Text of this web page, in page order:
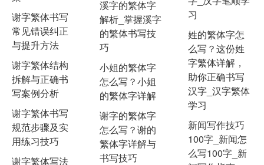
谢字繁体书写
常见错误纠正
与提升方法
谢字繁体结构
拆解与正确书
写案例分析
谢字繁体书写
规范步骤及实
用练习技巧
谢字繁体写法
溪字的繁体字
解析_掌握溪字
的繁体书写技
巧
小姐的繁体字
怎么写？小姐
的繁体字详解
谢字的繁体字
怎么写？谢的
繁体字详解与
书写技巧
习
姓的繁体字怎
么写？这份姓
字繁体详解，
助你正确书写
汉字_汉字繁体
学习
新闻写作技巧
100字_新闻怎
么写100字_新